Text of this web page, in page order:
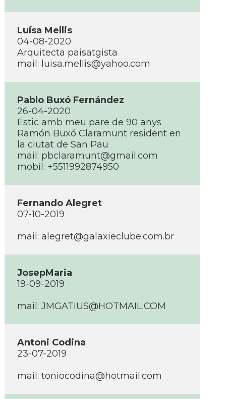
Luísa Mellis
04-08-2020
Arquitecta paisatgista
mail: luisa.mellis@yahoo.com
Pablo Buxó Fernández
26-04-2020
Estic amb meu pare de 90 anys
Ramón Buxó Claramunt resident en
la ciutat de San Pau
mail: pbclaramunt@gmail.com
mobil: +5511992874950
Fernando Alegret
07-10-2019
mail: alegret@galaxieclube.com.br
JosepMaria
19-09-2019
mail: JMGATIUS@HOTMAIL.COM
Antoni Codina
23-07-2019
mail: toniocodina@hotmail.com